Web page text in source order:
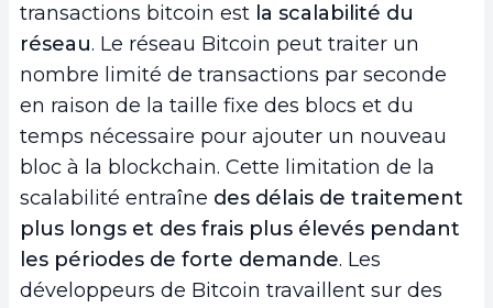
transactions bitcoin est la scalabilité du
réseau. Le réseau Bitcoin peut traiter un
nombre limité de transactions par seconde
en raison de la taille fixe des blocs et du
temps nécessaire pour ajouter un nouveau
bloc à la blockchain. Cette limitation de la
scalabilité entraîne des délais de traitement
plus longs et des frais plus élevés pendant
les périodes de forte demande. Les
développeurs de Bitcoin travaillent sur des